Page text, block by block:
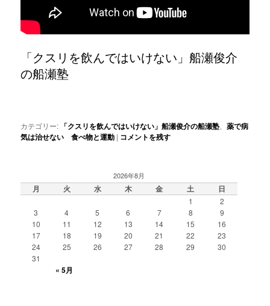
「クスリを飲んではいけない」船瀬俊介
の船瀬塾
カテゴリー: 「クスリを飲んではいけない」船瀬俊介の船瀬塾 、薬で病
気は治せない 食べ物と運動 | コメントを残す
2026年8月
月 火 水 木 金 土 日
1
2
3
4 5 6 7 8
9
10
11 12 13 14 15
16
17
18 19 20 21 22
23
24
25 26 27 28 29
30
31
« 5月